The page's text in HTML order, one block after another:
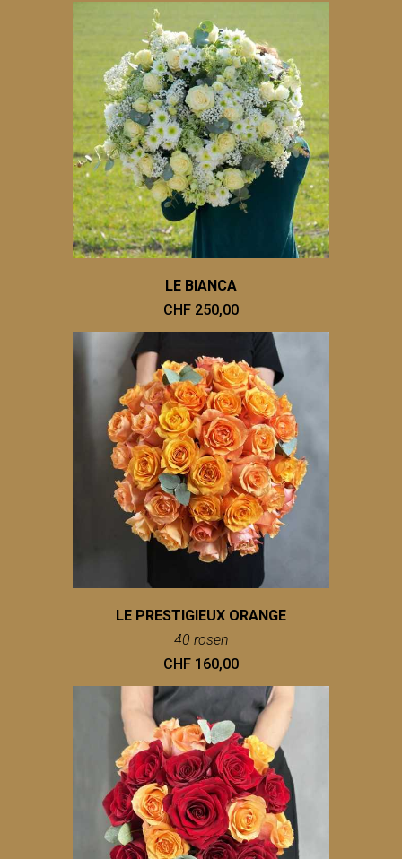
LE BIANCA
CHF 250,00
LE PRESTIGIEUX ORANGE
40 rosen
CHF 160,00